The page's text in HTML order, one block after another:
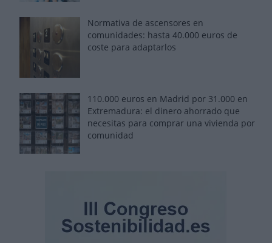
Normativa de ascensores en
comunidades: hasta 40.000 euros de
coste para adaptarlos
110.000 euros en Madrid por 31.000 en
Extremadura: el dinero ahorrado que
necesitas para comprar una vivienda por
comunidad